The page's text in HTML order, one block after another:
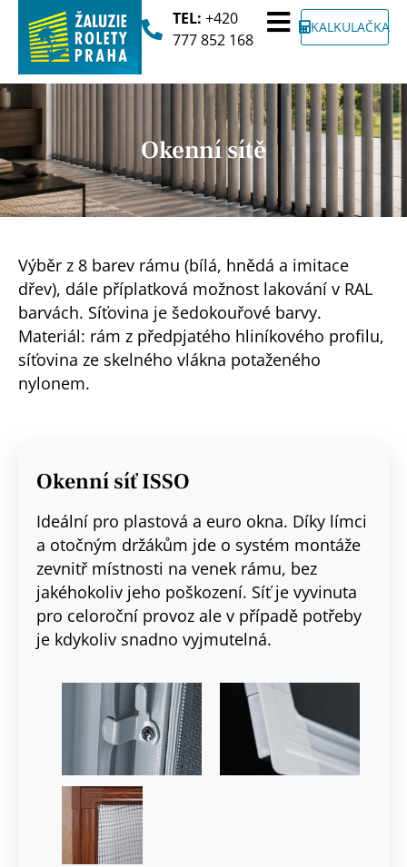
KALKULAČKA
TEL: +420
777 852 168
Okenní sítě
Výběr z 8 barev rámu (bílá, hnědá a imitace
dřev), dále příplatková možnost lakování v RAL
barvách. Síťovina je šedokouřové barvy.
Materiál: rám z předpjatého hliníkového profilu,
síťovina ze skelného vlákna potaženého
nylonem.
Okenní síť ISSO
Ideální pro plastová a euro okna. Díky límci
a otočným držákům jde o systém montáže
zevnitř místnosti na venek rámu, bez
jakéhokoliv jeho poškození. Síť je vyvinuta
pro celoroční provoz ale v případě potřeby
je kdykoliv snadno vyjmutelná.